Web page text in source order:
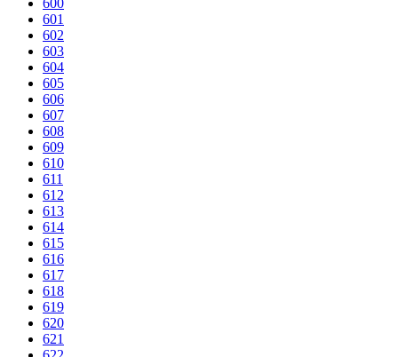
600
601
602
603
604
605
606
607
608
609
610
611
612
613
614
615
616
617
618
619
620
621